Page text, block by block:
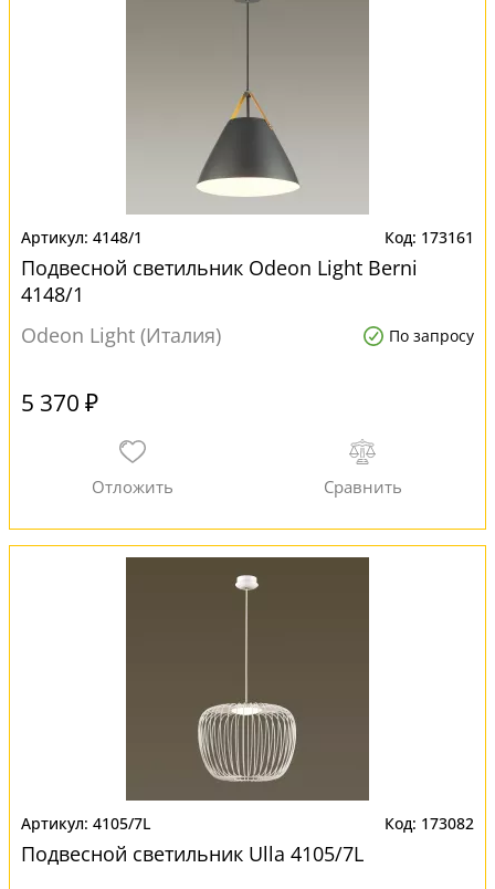
4148/1 173161
Подвесной светильник Odeon Light Berni
4148/1
Odeon Light (Италия)
По запросу
5 370 ₽
4105/7L 173082
Подвесной светильник Ulla 4105/7L